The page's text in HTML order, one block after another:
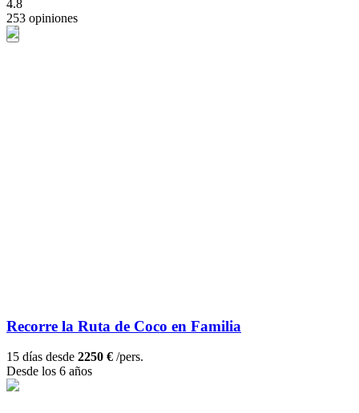
4.8
253 opiniones
Recorre la Ruta de Coco en Familia
15 días desde 2250 € /pers.
Desde los 6 años